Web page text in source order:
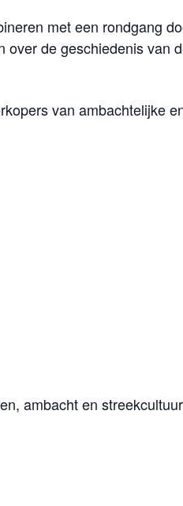
met een rondgang
de geschiedenis van
van ambachtelijke
ambacht en